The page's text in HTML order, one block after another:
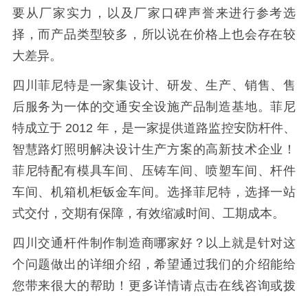
要从厂家实力，以及厂家口碑声誉来进行参考选
择，而产品类型较多，所以说在价格上也会存在较
大差异。
四川菲尼特是一家集设计、研发、生产、销售、售
后服务为一体的交通安全设施产品制造基地。菲尼
特成立于 2012 年，是一家提供道路监控安防杆件、
智慧路灯照明解决设计生产方案的高新技术企业！
菲尼特配有模具车间、压铸车间、喷塑车间、杆件
车间、机箱机柜钣金车间。选择菲尼特，选择一站
式交付，交期有保障，有效缩减时间、工期成本。
四川交通杆件制作制造商哪家好？以上就是针对这
个问题做出的详细介绍，希望通过我们的介绍能给
您带来很大的帮助！更多详情请点击在线咨询或拨